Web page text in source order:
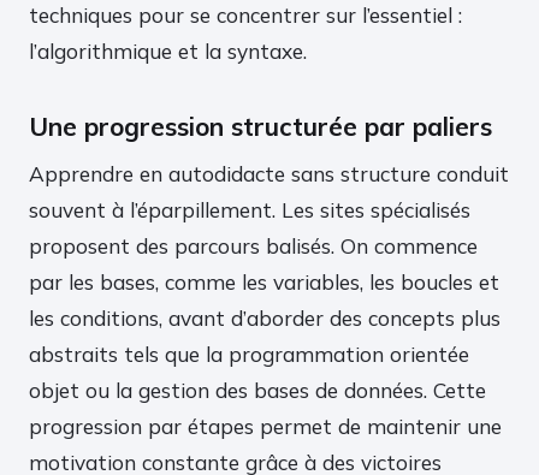
techniques pour se concentrer sur l’essentiel :
l’algorithmique et la syntaxe.
Une progression structurée par paliers
Apprendre en autodidacte sans structure conduit
souvent à l’éparpillement. Les sites spécialisés
proposent des parcours balisés. On commence
par les bases, comme les variables, les boucles et
les conditions, avant d’aborder des concepts plus
abstraits tels que la programmation orientée
objet ou la gestion des bases de données. Cette
progression par étapes permet de maintenir une
motivation constante grâce à des victoires